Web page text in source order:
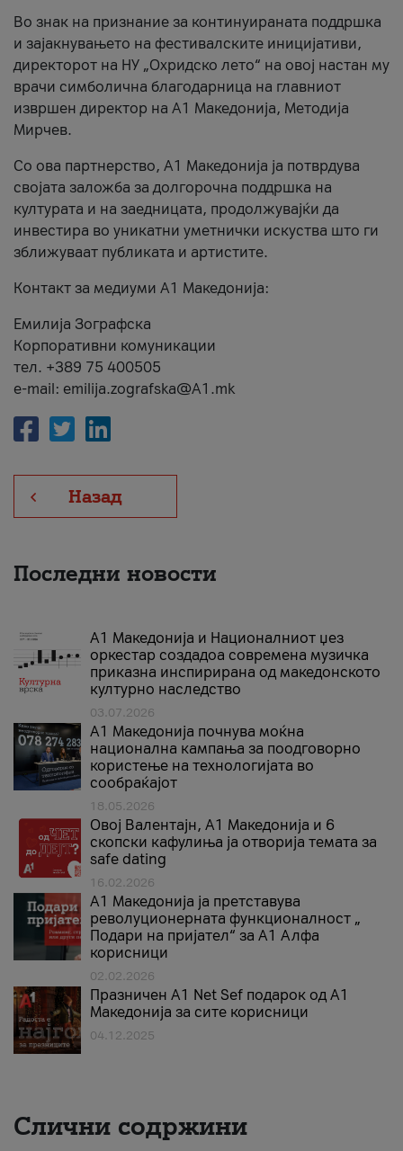
Во знак на признание за континуираната поддршка
и зајакнувањето на фестивалските иницијативи,
директорот на НУ „Охридско лето“ на овој настан му
врачи симболична благодарница на главниот
извршен директор на A1 Македонија, Методија
Мирчев.
Со ова партнерство, A1 Македонија ја потврдува
својата заложба за долгорочна поддршка на
културата и на заедницата, продолжувајќи да
инвестира во уникатни уметнички искуства што ги
зближуваат публиката и артистите.
Контакт за медиуми А1 Македонија:
Емилија Зографска
Корпоративни комуникации
тел. +389 75 400505
e-mail: emilija.zografska@A1.mk
Назад
Последни новости
А1 Македонија и Националниот џез
оркестар создадоа современа музичка
приказна инспирирана од македонското
културно наследство
03.07.2026
A1 Македонија почнува моќна
национална кампања за поодговорно
користење на технологијата во
сообраќајот
18.05.2026
Овој Валентајн, A1 Македонија и 6
скопски кафулиња ја отворија темата за
safe dating
16.02.2026
А1 Македонија ја претставува
револуционерната функционалност „
Подари на пријател“ за А1 Алфа
корисници
02.02.2026
Празничен A1 Net Sеf подарок од А1
Македонија за сите корисници
04.12.2025
Слични содржини